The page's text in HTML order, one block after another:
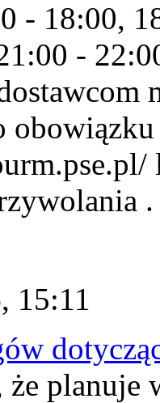
- 18:00,
-
15:11
planuje